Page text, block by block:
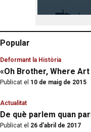
Popular
Deformant la Història
«Oh Brother, Where Art
Publicat el 10 de maig de 2015
Actualitat
De què parlem quan
Publicat el 26 d'abril de 2017